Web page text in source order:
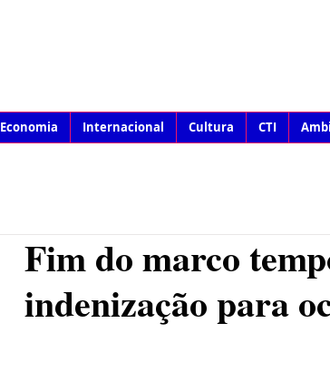
Economia Internacional Cultura CTI
Fim do marco
indenização para